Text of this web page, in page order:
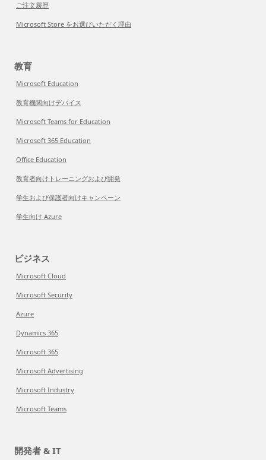
ご注文履歴
Microsoft Store をお選びいただく理由
教育
Microsoft Education
教育機関向けデバイス
Microsoft Teams for Education
Microsoft 365 Education
Office Education
教育者向けトレーニングおよび開発
学生および保護者向けキャンペーン
学生向け Azure
ビジネス
Microsoft Cloud
Microsoft Security
Azure
Dynamics 365
Microsoft 365
Microsoft Advertising
Microsoft Industry
Microsoft Teams
開発者 & IT